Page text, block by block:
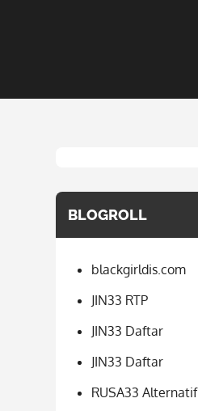
BLOGROLL
blackgirldis.com
JIN33 RTP
JIN33 Daftar
JIN33 Daftar
RUSA33 Alternatif